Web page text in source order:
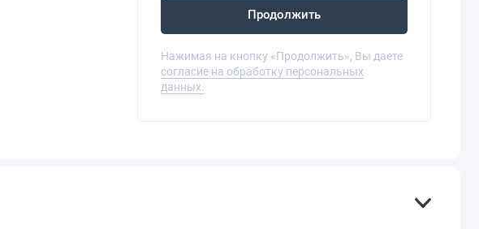
Продолжить
Нажимая на кнопку «Продолжить», Вы даете
согласие на обработку персональных
данных.